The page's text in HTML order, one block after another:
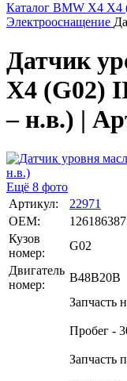
Каталог BMW X4 X4
Электрооснащение
Датчик
X4 (G02)
– н.в.) |
Ещё 8 фото
Артикул:
22971
OEM:
Кузов
номер:
G02
Двигатель
номер:
B48B20B
Запчасть
Пробег -
Запчасть